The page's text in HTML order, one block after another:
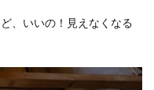
、いいの！見えなくなる